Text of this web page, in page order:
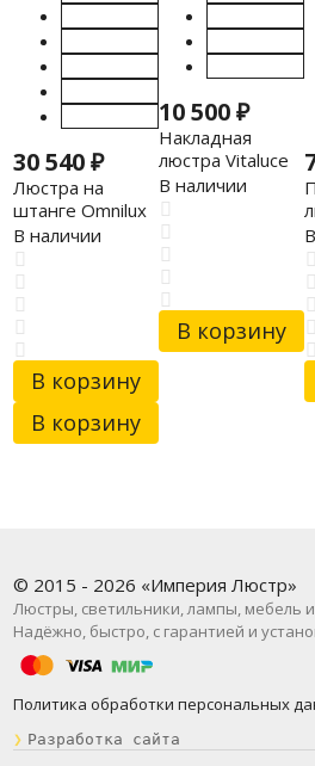
30 540₽
Люстра на
штанге Omnilux
OML-69217-06
В наличии
В корзину
10 500₽
Накладная
люстра Vitaluce
V5154-1/3+1PL
В наличии
В корзину
В корзину
© 2015 - 2026 «Империя Люстр»
Люстры, светильники, лампы, мебель
Надёжно, быстро, с гарантией и
Политика обработки персональных
❯ Разработка сайта